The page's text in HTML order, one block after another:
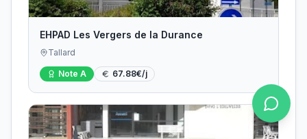
EHPAD Les Vergers de la Durance
Tallard
Note A 67.88€/j